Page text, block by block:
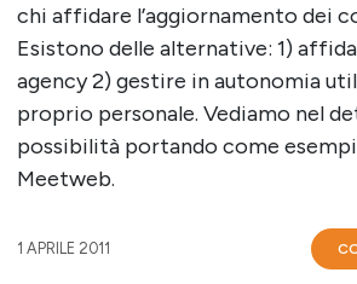
chi affidare l’aggiornamento dei
Esistono delle alternative: 1)
agency 2) gestire in autonomia
proprio personale. Vediamo nel
possibilità portando come
Meetweb.
1 APRILE 2011